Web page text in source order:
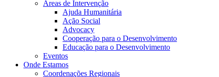
Áreas de Intervenção
Ajuda Humanitária
Ação Social
Advocacy
Cooperação para o Desenvolvimento
Educação para o Desenvolvimento
Eventos
Onde Estamos
Coordenações Regionais